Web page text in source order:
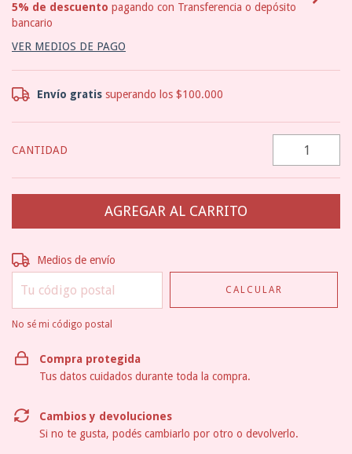
5% de descuento pagando con Transferencia o depósito
bancario
VER MEDIOS DE PAGO
Envío gratis superando los$100.000
CANTIDAD
Entregas para el CP:
Medios de envío
CALCULAR
No sé mi código postal
Compra protegida
Tus datos cuidados durante toda la compra.
Cambios y devoluciones
Si no te gusta, podés cambiarlo por otro o devolverlo.